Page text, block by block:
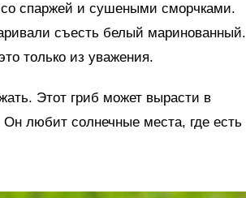
спаржей и сушеными сморчками.
съесть белый маринованный.
только из уважения.
Этот гриб может вырасти в
любит солнечные места, где есть